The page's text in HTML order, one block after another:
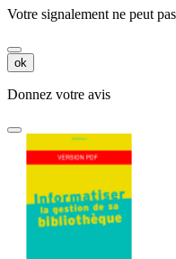
Votre signalement ne peut
ok
Donnez votre avis